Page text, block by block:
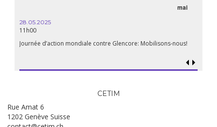
mai
28.05.2025
11h00
Journée d’action mondiale contre Glencore: Mobilisons-nous!
CETIM
Rue Amat 6
1202 Genève Suisse